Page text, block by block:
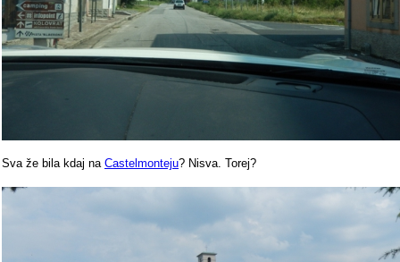
Sva že bila kdaj na Castelmonteju? Nisva. Torej?